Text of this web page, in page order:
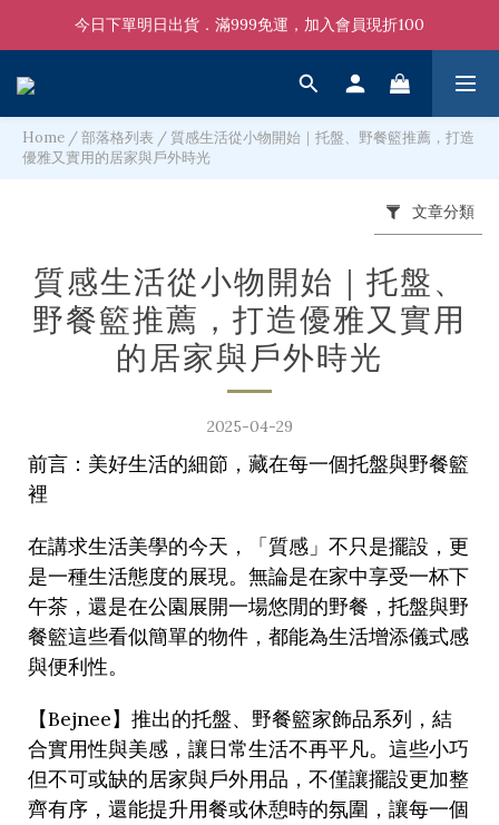
今日下單明日出貨．滿999免運，加入會員現折100
Home /部落格列表 / 質感生活從小物開始｜托盤、野餐籃推薦，打造
優雅又實用的居家與戶外時光
文章分類
質感生活從小物開始｜托盤、
野餐籃推薦，打造優雅又實用
的居家與戶外時光
2025-04-29
前言：美好生活的細節，藏在每一個托盤與野餐籃
裡
在講求生活美學的今天，「質感」不只是擺設，更
是一種生活態度的展現。無論是在家中享受一杯下
午茶，還是在公園展開一場悠閒的野餐，托盤與野
餐籃這些看似簡單的物件，都能為生活增添儀式感
與便利性。
【Bejnee】推出的托盤、野餐籃家飾品系列，結
合實用性與美感，讓日常生活不再平凡。這些小巧
但不可或缺的居家與戶外用品，不僅讓擺設更加整
齊有序，還能提升用餐或休憩時的氛圍，讓每一個